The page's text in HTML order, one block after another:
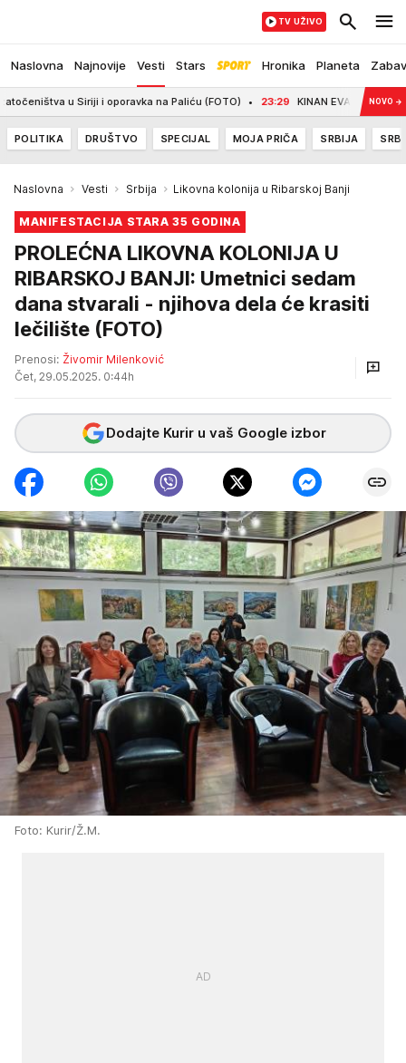
Naslovna Najnovije Vesti Stars Hronika Planeta
TV UŽIVO
u Siriji i oporavka na Paliću (FOTO) 23:29 KINAN EVANS SE VRATIO
NOVO →
POLITIKA DRUŠTVO SPECIJAL MOJA PRIČA SRBIJA
Naslovna Vesti Srbija Likovna kolonija u Ribarskoj Banji
MANIFESTACIJA STARA 35 GODINA
PROLEĆNA LIKOVNA KOLONIJA U
RIBARSKOJ BANJI: Umetnici sedam
dana stvarali - njihova dela će krasiti
lečilište (FOTO)
Prenosi: Živomir Milenković
Čet, 29.05.2025. 0:44h
Dodajte Kurir u vaš Google izbor
Foto: Kurir/Ž.M.